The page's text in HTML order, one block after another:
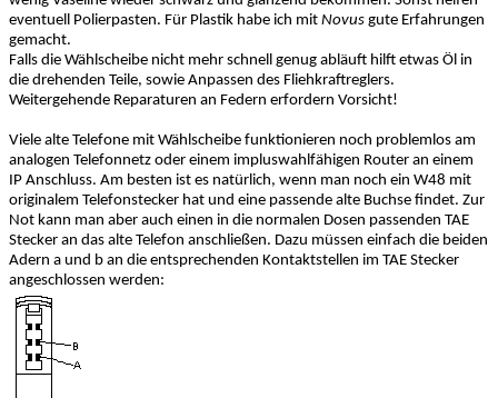
eventuell Polierpasten. Für Plastik habe ich mit Novus gute Erfahrungen
gemacht.
Falls die Wählscheibe nicht mehr schnell genug abläuft hilft etwas Öl in
die drehenden Teile, sowie Anpassen des Fliehkraftreglers.
Weitergehende Reparaturen an Federn erfordern Vorsicht!
Viele alte Telefone mit Wählscheibe funktionieren noch problemlos am
analogen Telefonnetz oder einem impluswahlfähigen Router an einem
IP Anschluss. Am besten ist es natürlich, wenn man noch ein W48 mit
originalem Telefonstecker hat und eine passende alte Buchse findet. Zur
Not kann man aber auch einen in die normalen Dosen passenden TAE
Stecker an das alte Telefon anschließen. Dazu müssen einfach die beiden
Adern a und b an die entsprechenden Kontaktstellen im TAE Stecker
angeschlossen werden: